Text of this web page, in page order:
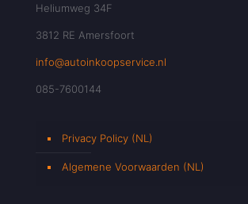
Heliumweg 34F
3812 RE Amersfoort
info@autoinkoopservice.nl
085-7600144
Privacy Policy (NL)
Algemene Voorwaarden (NL)